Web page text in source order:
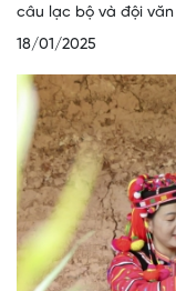
câu lạc bộ và đội
18/01/2025